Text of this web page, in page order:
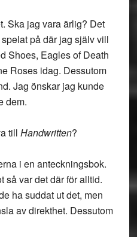
Ska jag vara ärlig? Det
på där jag själv vill
Shoes, Eagles of Death
Roses idag. Dessutom
Jag önskar jag kunde
dem.
till Handwritten?
i en anteckningsbok.
så var det där för alltid.
ha suddat ut det, men
av direkthet. Dessutom